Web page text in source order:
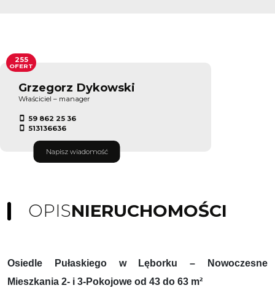
Grzegorz Dykowski
Właściciel – manager
59 862 25 36
513136636
Napisz wiadomość
255
OFERT
OPISNIERUCHOMOŚCI
Osiedle Pułaskiego w Lęborku – Nowoczesne
Mieszkania 2- i 3-Pokojowe od 43 do 63 m²